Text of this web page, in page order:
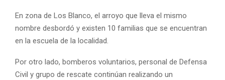
En zona de Los Blanco, el arroyo que lleva el mismo
nombre desbordó y existen 10 familias que se encuentran
en la escuela de la localidad.
Por otro lado, bomberos voluntarios, personal de Defensa
Civil y grupo de rescate continúan realizando un